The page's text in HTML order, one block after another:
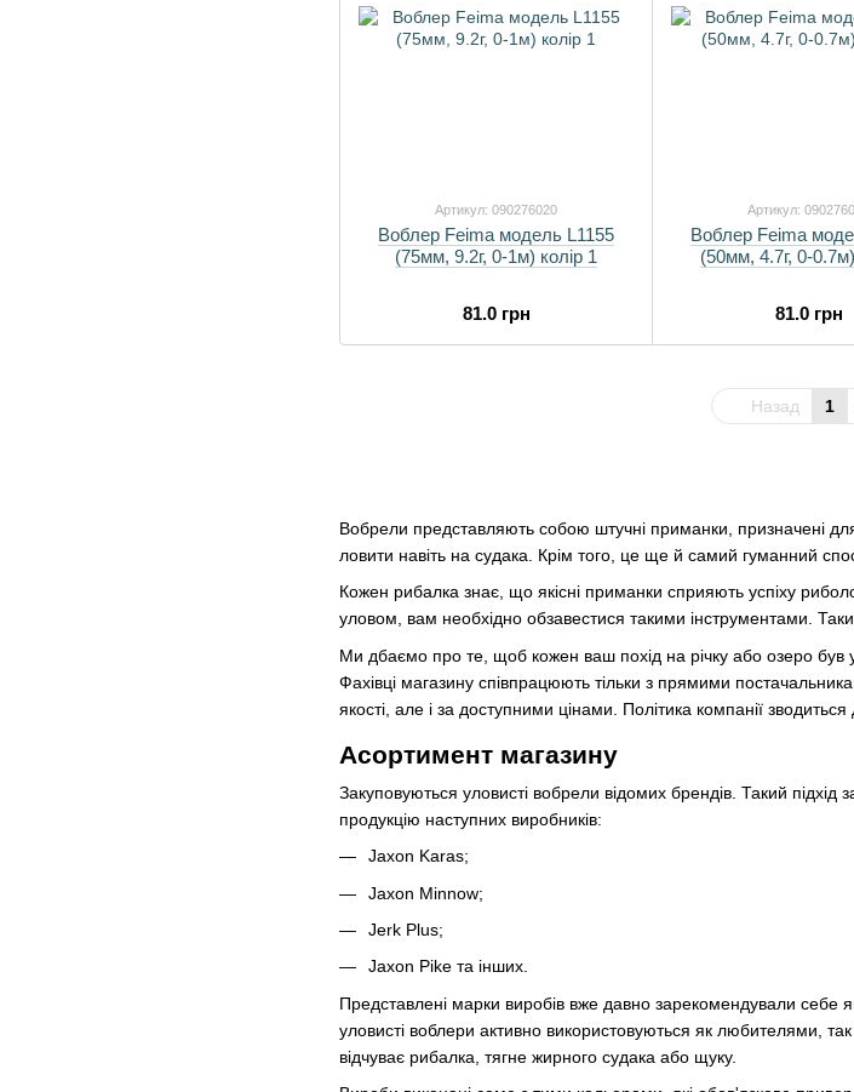
Вобрели представляють собою штучні приманки, призначені
ловити навіть на судака. Крім того, це ще й самий гуманний
Кожен рибалка знає, що якісні приманки сприяють успіху
уловом, вам необхідно обзавестися такими інструментами.
Ми дбаємо про те, щоб кожен ваш похід на річку або озеро був
Фахівці магазину співпрацюють тільки з прямими
якості, але і за доступними цінами. Політика компанії
Асортимент магазину
Закуповуються уловисті вобрели відомих брендів. Такий
продукцію наступних виробників:
Jaxon Karas;
Jaxon Minnow;
Jerk Plus;
Jaxon Pike та інших.
Представлені марки виробів вже давно зарекомендували себе
уловисті воблери активно використовуються як любителями,
відчуває рибалка, тягне жирного судака або щуку.
Артикул: 090276020
Воблер Feima модель L1155
(75мм, 9.2г, 0-1м) колір 1
81.0 грн
Артикул:
Воблер Feima
(50мм, 4.7г, 0-
81.0 грн
Назад 1